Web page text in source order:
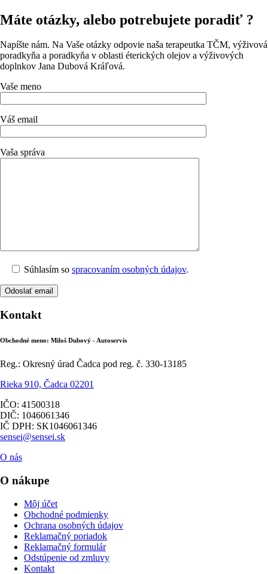
Máte otázky, alebo potrebujete poradiť ?
Napíšte nám. Na Vaše otázky odpovie naša terapeutka TČM, výživová
poradkyňa a poradkyňa v oblasti éterických olejov a výživových
doplnkov Jana Dubová Kráľová.
Vaše meno
Váš email
Vaša správa
Súhlasím so spracovaním osobných údajov.
Kontakt
Obchodné meno: Miloš Dubový - Autoservis
Reg.: Okresný úrad Čadca pod reg. č. 330-13185
Rieka 910, Čadca 02201
IČO: 41500318
DIČ: 1046061346
IČ DPH: SK1046061346
sensei@sensei.sk
O nás
O nákupe
Môj účet
Obchodné podmienky
Ochrana osobných údajov
Reklamačný poriadok
Reklamačný formulár
Odstúpenie od zmluvy
Kontakt